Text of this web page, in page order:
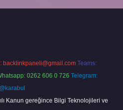
backlinkpaneli@gmail.com Teams:
0262 606 0 726 Telegram:
@karabul
Kanun gereğince Bilgi Teknolojileri ve